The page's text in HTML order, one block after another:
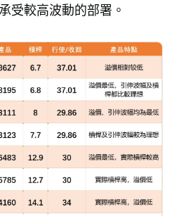
受較高波動的部署。